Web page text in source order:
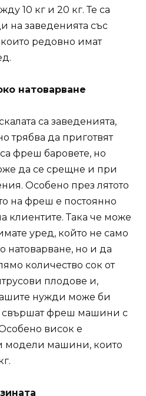
10 кг и 20 кг. Те са
на заведенията със
редовно имат
натоварване
са заведенията,
трябва да приготвят
фреш баровете, но
да се срещне и при
Особено през лятото
на фреш е постоянно
клиентите. Така че може
уред, който не само
натоварване, но и да
количество сок от
плодове и,
нужди може би
свършат фреш машини с
висок е
модели машини, които